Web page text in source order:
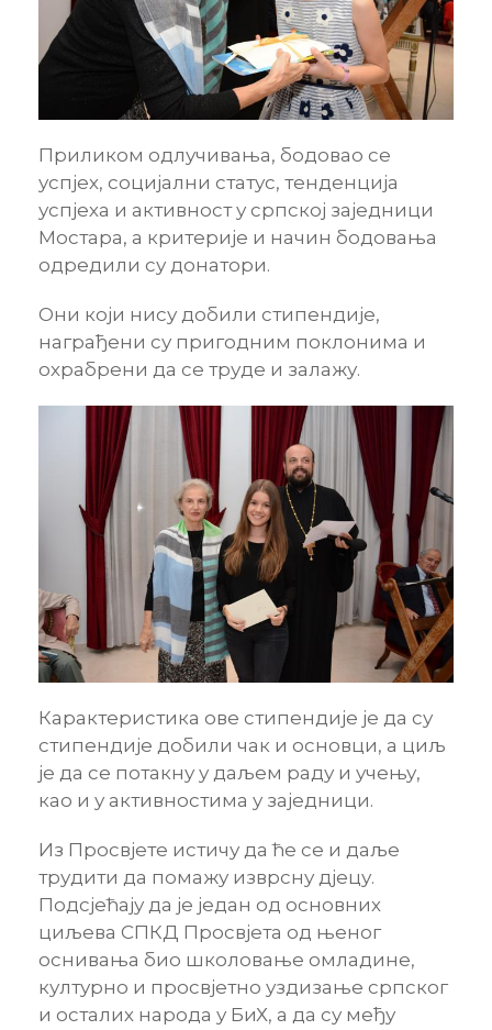
Приликом одлучивања, бодовао се
успјех, социјални статус, тенденција
успјеха и активност у српској заједници
Мостара, а критерије и начин бодовања
одредили су донатори.
Они који нису добили стипендије,
награђени су пригодним поклонима и
охрабрени да се труде и залажу.
Карактеристика ове стипендије је да су
стипендије добили чак и основци, а циљ
је да се потакну у даљем раду и учењу,
као и у активностима у заједници.
Из Просвјете истичу да ће се и даље
трудити да помажу изврсну дјецу.
Подсјећају да је један од основних
циљева СПКД Просвјета од њеног
оснивања био школовање омладине,
културно и просвјетно уздизање српског
и осталих народа у БиХ, а да су међу